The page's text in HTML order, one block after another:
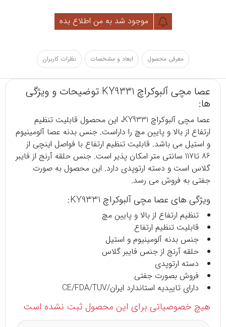
موجود شد به من اطلاع بده
معرفی محصول ابعاد و مشخصات نظرات کاربران
عصا مچی آلبوکراچ KY9331 توضیحات و ویژگی
ها:
عصا
مچی آلبوکراچ KY9331، این محصول قابلیت تنظیم
ارتفاع از بالا و پایین مچ را داراست. جنس بدنه عصا آلومینیوم
و استیل می باشد. قابلیت تنظیم ارتفاع با فواصل اینچی از
86 تا117 سانتی متر امکان پذیر است. جنس حلقه آرنج از فایبر
گلاس است و دسته ارتوپدی دارد. این محصول به صورت
جفتی به فروش می رسد.
ویژگی های عصا مچی آلبوکراچ KY9331:
تنظیم ارتفاع از بالا و پایین مچ
قابلیت تنظیم ارتفاع
جنس بدنه آلومینیوم و استیل
حلقه آرنج از جنس فایبر گلاس
دسته ارتوپدی
فروش بصورت جفتی
دارای تاییدیه استاندارد ایران/CE/FDA/TUV
هیچ خصوصیاتی برای این محصول ثبت نشده است